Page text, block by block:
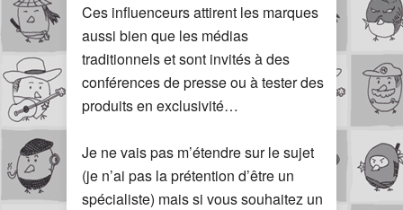
Ces influenceurs attirent les marques
aussi bien que les médias
traditionnels et sont invités à des
conférences de presse ou à tester des
produits en exclusivité…
Je ne vais pas m’étendre sur le sujet
(je n’ai pas la prétention d’être un
spécialiste) mais si vous souhaitez un